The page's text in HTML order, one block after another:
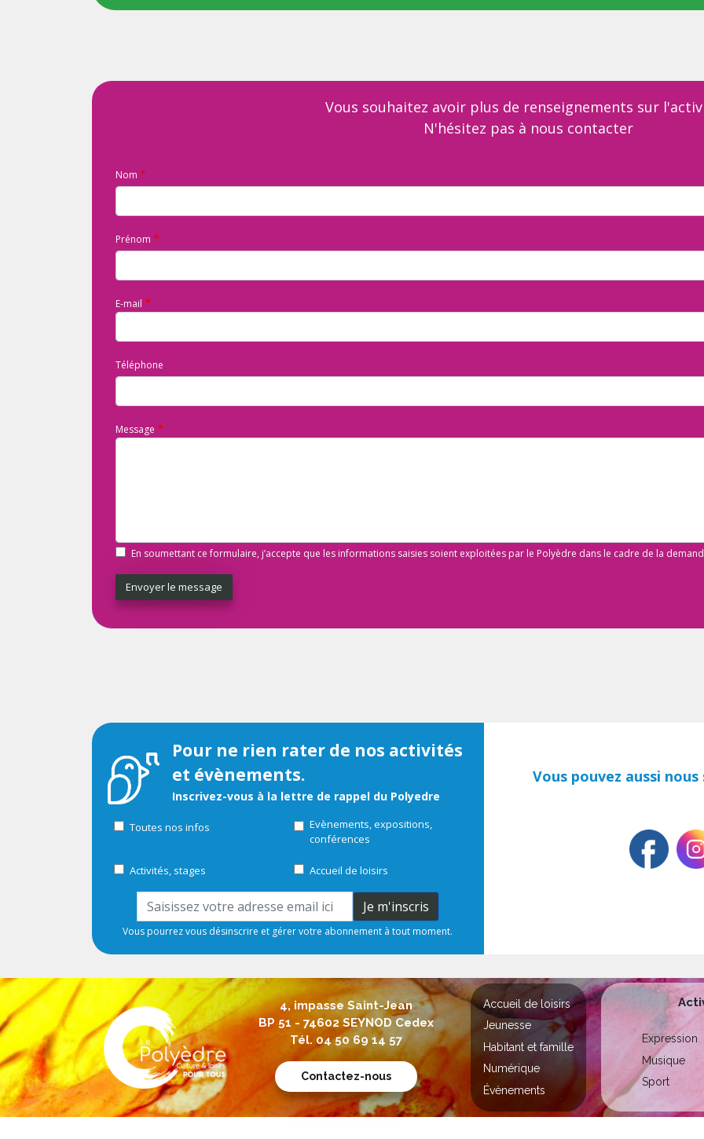
Vous souhaitez avoir plus de renseignements sur
N'hésitez pas à nous contacter
Nom
Prénom
E-mail
Téléphone
Message
En soumettant ce formulaire, j’accepte que les informations saisies soient exploitées par le Polyèdre dans le cadre de la
Envoyer le message
Pour ne rien rater de nos activités
et évènements.
Inscrivez-vous à la lettre de rappel du Polyedre
Toutes nos infos
Evènements, expositions,
conférences
Activités, stages Accueil de loisirs
Je m'inscris
Vous pourrez vous désinscrire et gérer votre abonnement à tout moment.
Vous pouvez aussi
4, impasse Saint-Jean
BP 51 - 74602 SEYNOD Cedex
Tél. 04 50 69 14 57
Contactez-nous
Accueil de loisirs
Jeunesse
Habitant et famille
Numérique
Évènements
Expression
Musique
Sport